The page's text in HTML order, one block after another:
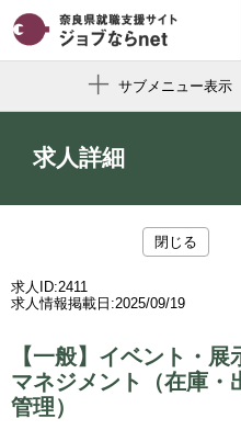
サブメニュー表示
求人詳細
閉じる
求人ID:2411
求人情報掲載日:2025/09/19
【一般】イベント・展
マネジメント（在庫・
管理）